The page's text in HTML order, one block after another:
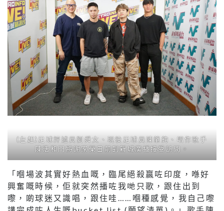
(左起)足球評述員劉舜文、現役足球員陳肇鈞、唱作歌手
陳浩和門將謝家榮日前到新城廣播接受訪問。
「嗰場波其實好熱血嘅，臨尾絕殺贏咗印度，喺好
興奮嘅時候，佢就突然播咗我哋只歌，跟住出到
嚟，啲球迷又識唱，跟住哇……嗰種感覺，我自己嚟